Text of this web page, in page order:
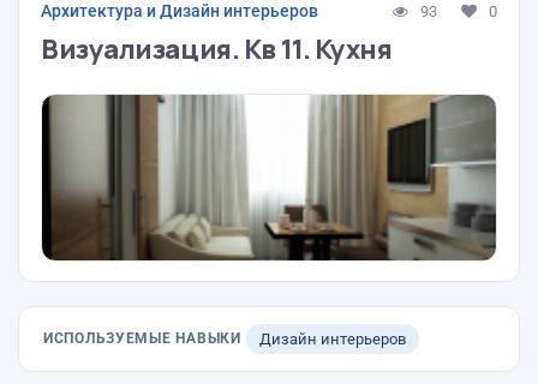
Архитектура и Дизайн интерьеров 93 0
Визуализация. Кв 11. Кухня
ИСПОЛЬЗУЕМЫЕ НАВЫКИ Дизайн интерьеров